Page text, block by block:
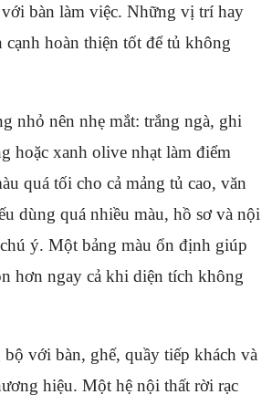
bàn làm việc. Những vị trí hay
cạnh hoàn thiện tốt để tủ không
nhỏ nên nhẹ mắt: trắng ngà, ghi
hoặc xanh olive nhạt làm điểm
quá tối cho cả mảng tủ cao, văn
dùng quá nhiều màu, hồ sơ và nội
ý. Một bảng màu ổn định giúp
hơn ngay cả khi diện tích không
với bàn, ghế, quầy tiếp khách và
hiệu. Một hệ nội thất rời rạc